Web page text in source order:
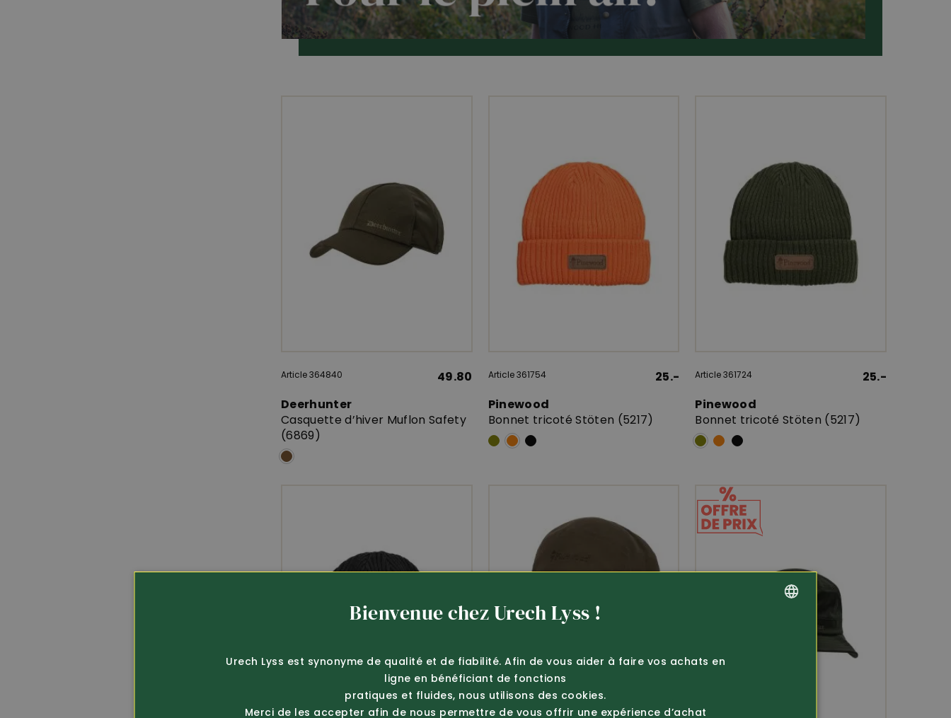
Article 364840
49.80
Deerhunter
Casquette d’hiver Muflon Safety
(6869)
Article 361754
25.-
Pinewood
Bonnet tricoté Stöten (5217)
Article 361724
25.-
Pinewood
Bonnet tricoté Stöten (5217)
Bienvenue chez Urech Lyss !
Urech Lyss est synonyme de qualité et de fiabilité. Afin de vous aider à faire vos achats en
ligne en bénéficiant de fonctions
pratiques et fluides, nous utilisons des cookies.
Merci de les accepter afin de nous permettre de vous offrir une expérience d’achat